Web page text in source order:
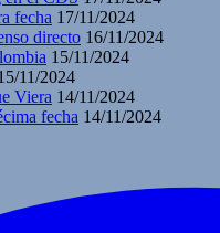
fecha 17/11/2024
directo 16/11/2024
15/11/2024
11/2024
Viera 14/11/2024
fecha 14/11/2024